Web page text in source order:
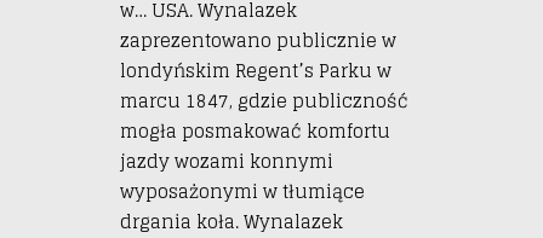
w… USA. Wynalazek
zaprezentowano publicznie w
londyńskim Regent’s Parku w
marcu 1847, gdzie publiczność
mogła posmakować komfortu
jazdy wozami konnymi
wyposażonymi w tłumiące
drgania koła. Wynalazek